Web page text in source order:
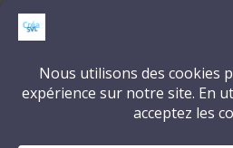
CréaSonVidéoLumière
DÉCOUVRONS ENSEMBLE L'ART